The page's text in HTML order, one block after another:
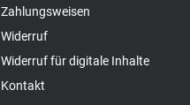
Zahlungsweisen
Widerruf
Widerruf für digitale Inhalte
Kontakt